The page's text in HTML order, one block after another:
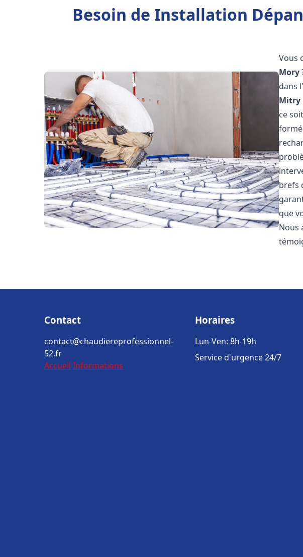
Besoin de Installation
Vous
Mory
dans
Mitry
ce
brefs
que
Nous
Contact
contact@chaudiereprofessionnel-
52.fr
Accueil Informations
Horaires
Lun-Ven: 8h-19h
Service d'urgence 24/7